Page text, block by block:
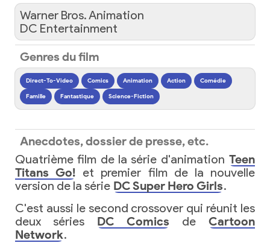
Warner Bros. Animation
DC Entertainment
Genres du film
Direct-To-Video Comics Animation Action Comédie
Famille Fantastique Science-Fiction
Anecdotes, dossier de presse, etc.
Quatrième film de la série d'animation Teen
Titans Go! et premier film de la nouvelle
version de la série DC Super Hero Girls.
C'est aussi le second crossover qui réunit les
deux séries DC Comics de Cartoon
Network.